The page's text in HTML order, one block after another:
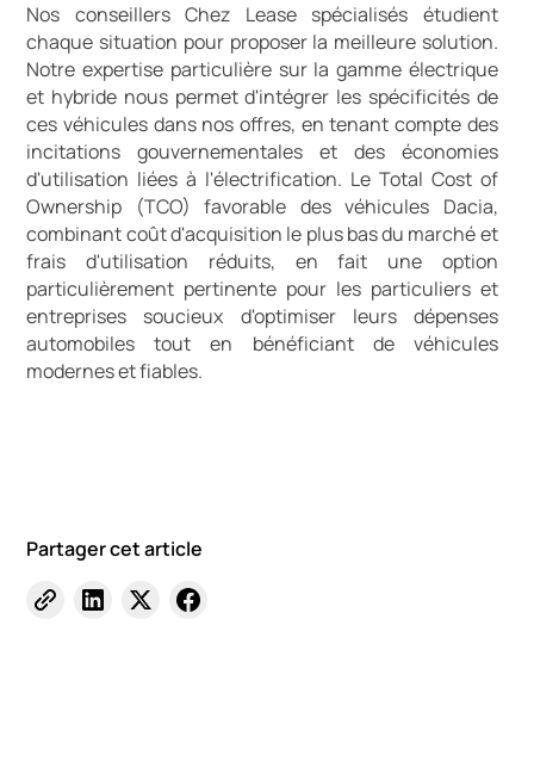
Nos conseillers Chez Lease spécialisés étudient
chaque situation pour proposer la meilleure solution.
Notre expertise particulière sur la gamme électrique
et hybride nous permet d'intégrer les spécificités de
ces véhicules dans nos offres, en tenant compte des
incitations gouvernementales et des économies
d'utilisation liées à l'électrification. Le Total Cost of
Ownership (TCO) favorable des véhicules Dacia,
combinant coût d'acquisition le plus bas du marché et
frais d'utilisation réduits, en fait une option
particulièrement pertinente pour les particuliers et
entreprises soucieux d'optimiser leurs dépenses
automobiles tout en bénéficiant de véhicules
modernes et fiables.
Partager cet article